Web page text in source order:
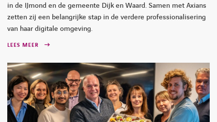
in de IJmond en de gemeente Dijk en Waard. Samen met Axians
zetten zij een belangrijke stap in de verdere professionalisering
van haar digitale omgeving.
LEES MEER